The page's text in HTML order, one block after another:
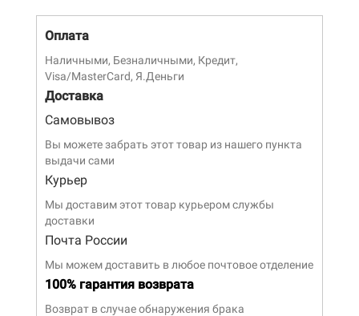
Оплата
Наличными, Безналичными, Кредит,
Visa/MasterCard, Я.Деньги
Доставка
Самовывоз
Вы можете забрать этот товар из нашего пункта
выдачи сами
Курьер
Мы доставим этот товар курьером службы
доставки
Почта России
Мы можем доставить в любое почтовое отделение
100% гарантия возврата
Возврат в случае обнаружения брака